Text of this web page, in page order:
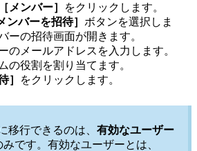
メンバー］
をクリックします。
ンバーを招待］ ボタンを選択しま
ーの招待画面が開きます。
のメールアドレスを入力します。
の役割を割り当てます。
］
をクリックします。
移行できるのは、 有効なユーザー
みです。有効なユーザーとは、